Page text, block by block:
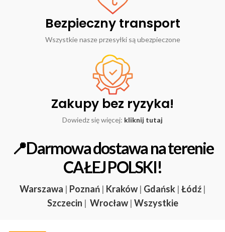
Bezpieczny transport
Wszystkie nasze przesyłki są ubezpieczone
Zakupy bez ryzyka!
Dowiedz się więcej: kliknij tutaj
📍Darmowa dostawa na terenie
CAŁEJ POLSKI!
Warszawa | Poznań | Kraków | Gdańsk | Łódź |
Szczecin | Wrocław | Wszystkie